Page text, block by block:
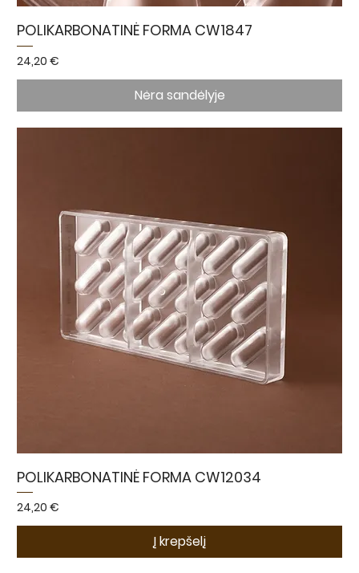
POLIKARBONATINĖ FORMA CW1847
Kaina
24,20 €
Nėra sandėlyje
POLIKARBONATINĖ FORMA CW12034
Kaina
24,20 €
Į krepšelį